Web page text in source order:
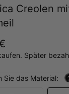
Creolen
Später
Sie das Material: